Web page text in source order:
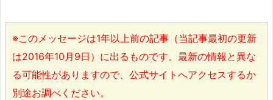
※このメッセージは1年以上前の記事（当記事最初の更新
は2016年10月9日）に出るものです。最新の情報と異な
る可能性がありますので、公式サイトへアクセスするか
別途お調べください。